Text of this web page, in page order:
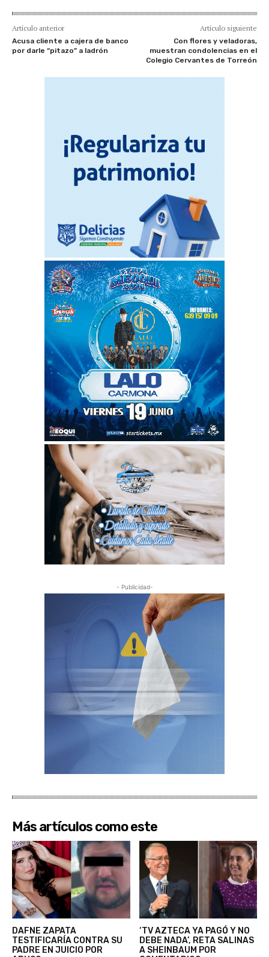
Artículo anterior
Acusa cliente a cajera de banco
por darle “pitazo” a ladrón
Artículo siguiente
Con flores y veladoras,
muestran condolencias en el
Colegio Cervantes de Torreón
- Publicidad-
Más artículos como este
DAFNE ZAPATA
TESTIFICARÍA CONTRA SU
PADRE EN JUICIO POR
‘TV AZTECA YA PAGÓ Y NO
DEBE NADA’, RETA SALINAS
A SHEINBAUM POR